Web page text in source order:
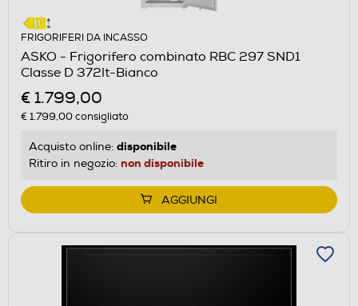
FRIGORIFERI DA INCASSO
ASKO - Frigorifero combinato RBC 297 SND1
Classe D 372lt-Bianco
€ 1.799,00
€ 1.799,00consigliato
Acquisto online: disponibile
Ritiro in negozio: non disponibile
AGGIUNGI